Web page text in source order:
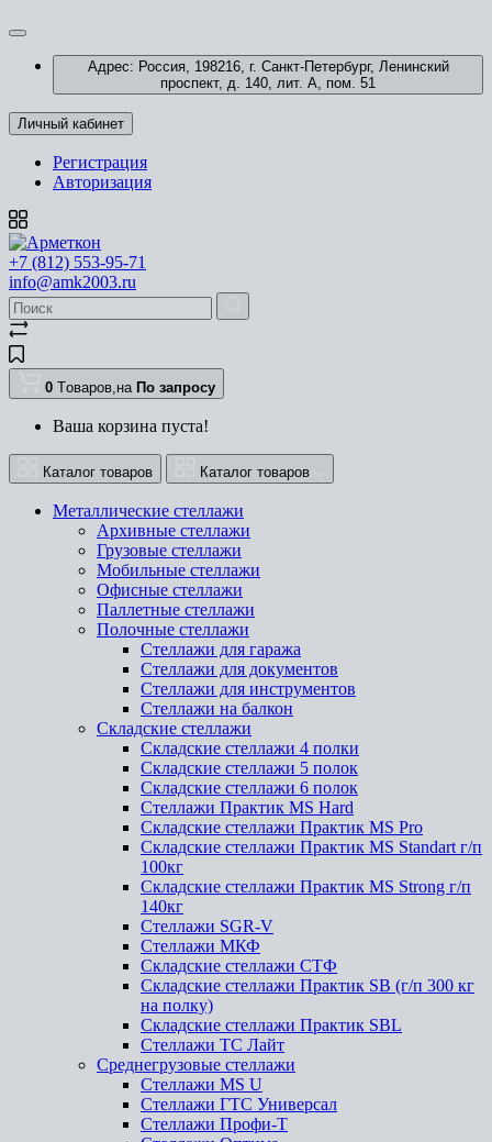
Адрес: Россия, 198216, г. Санкт-Петербург, Ленинский
проспект, д. 140, лит. А, пом. 51
Личный кабинет
Регистрация
Авторизация
+7 (812) 553-95-71
info@amk2003.ru
0 Tоваров,на По запросу
Ваша корзина пуста!
Каталог товаров Каталог товаров
Металлические стеллажи
Архивные стеллажи
Грузовые стеллажи
Мобильные стеллажи
Офисные стеллажи
Паллетные стеллажи
Полочные стеллажи
Стеллажи для гаража
Стеллажи для документов
Стеллажи для инструментов
Стеллажи на балкон
Складские стеллажи
Складские стеллажи 4 полки
Складские стеллажи 5 полок
Складские стеллажи 6 полок
Стеллажи Практик MS Hard
Складские стеллажи Практик MS Pro
Складские стеллажи Практик MS Standart г/п
100кг
Складские стеллажи Практик MS Strong г/п
140кг
Стеллажи SGR-V
Стеллажи МКФ
Складские стеллажи СТФ
Складские стеллажи Практик SB (г/п 300 кг
на полку)
Складские стеллажи Практик SBL
Стеллажи ТС Лайт
Среднегрузовые стеллажи
Стеллажи MS U
Стеллажи ГТС Универсал
Стеллажи Профи-Т